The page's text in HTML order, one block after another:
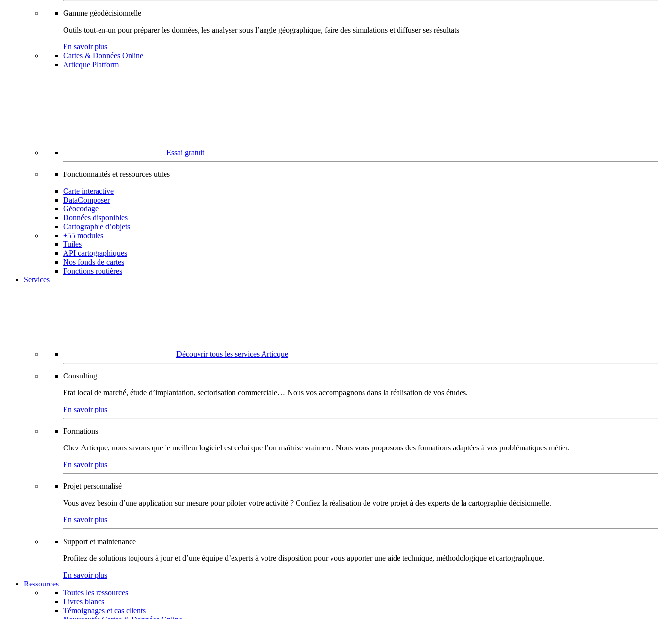
Gamme géodécisionnelle
Outils tout-en-un pour préparer les données, les analyser sous l’angle géographique, faire des simulations et diffuser ses résultats
En savoir plus
Cartes & Données Online
Articque Platform
Essai gratuit
Fonctionnalités et ressources utiles
Carte interactive
DataComposer
Géocodage
Données disponibles
Cartographie d’objets
+55 modules
Tuiles
API cartographiques
Nos fonds de cartes
Fonctions routières
Services
Découvrir tous les services Articque
Consulting
Etat local de marché, étude d’implantation, sectorisation commerciale… Nous vos accompagnons dans la réalisation de vos études.
En savoir plus
Formations
Chez Articque, nous savons que le meilleur logiciel est celui que l’on maîtrise vraiment. Nous vous proposons des formations adaptées à vos problématiques métier.
En savoir plus
Projet personnalisé
Vous avez besoin d’une application sur mesure pour piloter votre activité ? Confiez la réalisation de votre projet à des experts de la cartographie décisionnelle.
En savoir plus
Support et maintenance
Profitez de solutions toujours à jour et d’une équipe d’experts à votre disposition pour vous apporter une aide technique, méthodologique et cartographique.
En savoir plus
Ressources
Toutes les ressources
Livres blancs
Témoignages et cas clients